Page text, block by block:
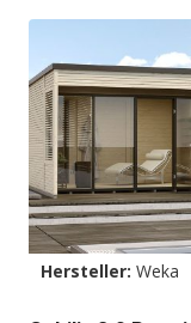
Hersteller: Weka